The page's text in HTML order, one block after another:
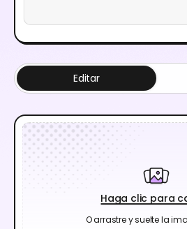
Haga clic para
O arrastre y suelte la
Editar